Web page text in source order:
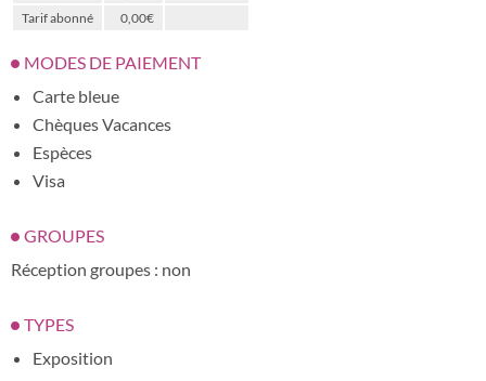
Tarif abonné
0,00€
MODES DE PAIEMENT
Carte bleue
Chèques Vacances
Espèces
Visa
GROUPES
Réception groupes : non
TYPES
Exposition